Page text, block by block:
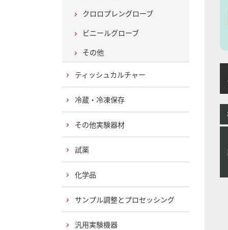
クロロプレングローブ
ビニールグローブ
その他
ティッシュカルチャー
冷蔵・冷凍保存
その他実験器材
試薬
化学品
サンプル調整とプロセッシング
汎用実験機器